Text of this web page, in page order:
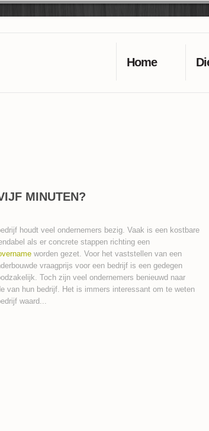
Home
MINUTEN?
houdt veel ondernemers bezig. Vaak is een kostbare
als er concrete stappen richting een
worden gezet. Voor het vaststellen van een
vraagprijs voor een bedrijf is een gedegen
Toch zijn veel ondernemers benieuwd naar
van hun bedrijf. Het is immers interessant om te weten
waard...